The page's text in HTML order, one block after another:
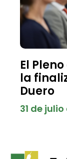
El
la
Duero
31 de